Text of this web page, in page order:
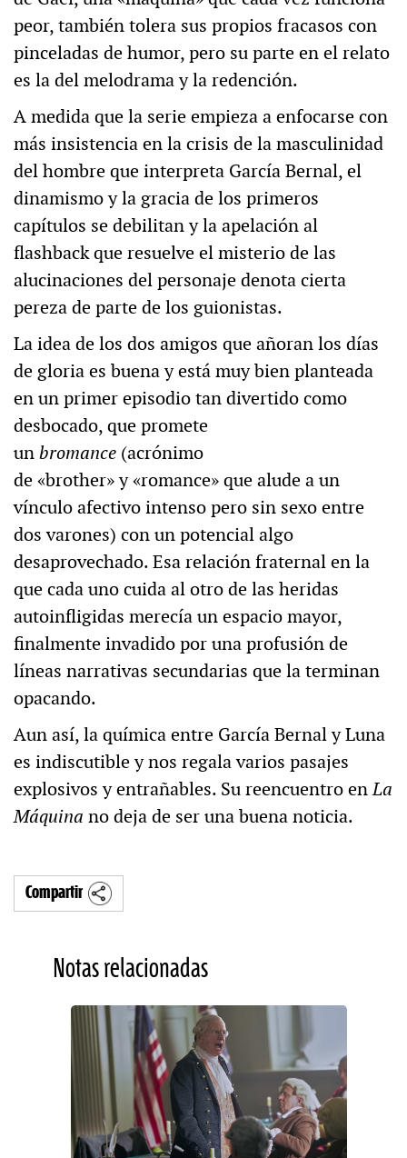
peor, también tolera sus propios fracasos con
pinceladas de humor, pero su parte en el relato
es la del melodrama y la redención.
A medida que la serie empieza a enfocarse con
más insistencia en la crisis de la masculinidad
del hombre que interpreta García Bernal, el
dinamismo y la gracia de los primeros
capítulos se debilitan y la apelación al
flashback que resuelve el misterio de las
alucinaciones del personaje denota cierta
pereza de parte de los guionistas.
La idea de los dos amigos que añoran los días
de gloria es buena y está muy bien planteada
en un primer episodio tan divertido como
desbocado, que promete
unbromance (acrónimo
de «brother» y «romance» que alude a un
vínculo afectivo intenso pero sin sexo entre
dos varones​) con un potencial algo
desaprovechado. Esa relación fraternal en la
que cada uno cuida al otro de las heridas
autoinfligidas merecía un espacio mayor,
finalmente invadido por una profusión de
líneas narrativas secundarias que la terminan
opacando.
Aun así, la química entre García Bernal y Luna
es indiscutible y nos regala varios pasajes
explosivos y entrañables. Su reencuentro enLa
Máquina no deja de ser una buena noticia.
Compartir
Notas relacionadas